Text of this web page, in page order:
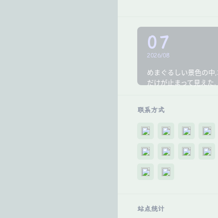
07
2026/08
めまぐるしい景色の中
だけが止まって見えた.
联系方式
站点统计